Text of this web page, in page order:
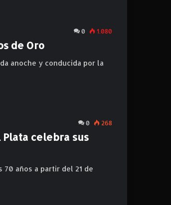
0 1.080
de Oro
anoche y conducida por la
0 268
celebra sus
años a partir del 21 de